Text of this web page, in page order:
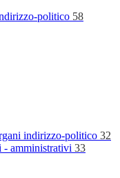
politico 58
indirizzo-politico 32
- amministrativi 33